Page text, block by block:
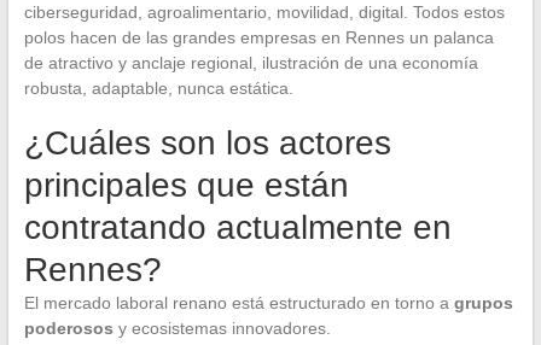
ciberseguridad, agroalimentario, movilidad, digital. Todos estos
polos hacen de las grandes empresas en Rennes un palanca
de atractivo y anclaje regional, ilustración de una economía
robusta, adaptable, nunca estática.
¿Cuáles son los actores
principales que están
contratando actualmente en
Rennes?
El mercado laboral renano está estructurado en torno a grupos
poderosos y ecosistemas innovadores.